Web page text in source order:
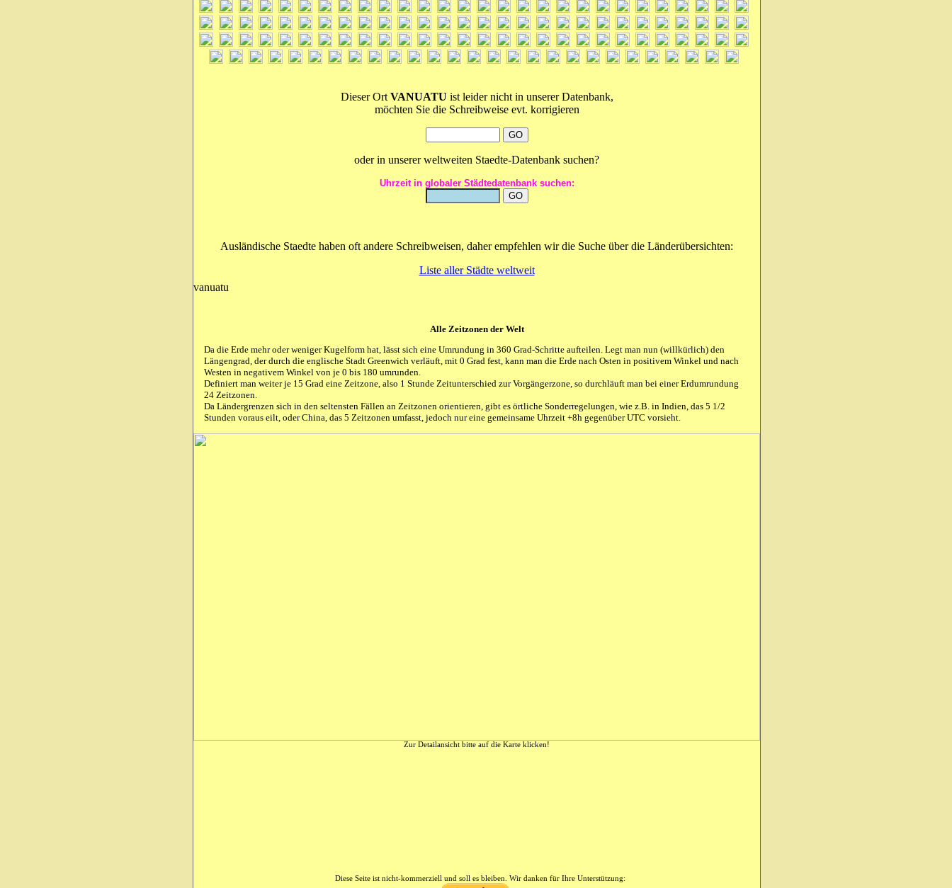
Dieser Ort VANUATU ist leider nicht in unserer Datenbank,
möchten Sie die Schreibweise evt. korrigieren
oder in unserer weltweiten Staedte-Datenbank suchen?
Uhrzeit in globaler Städtedatenbank suchen:
Ausländische Staedte haben oft andere Schreibweisen, daher empfehlen wir die Suche über die Länderübersichten:
Liste aller Städte weltweit
vanuatu
Alle Zeitzonen der Welt
Da die Erde mehr oder weniger Kugelform hat, lässt sich eine Umrundung in 360 Grad-Schritte aufteilen. Legt man nun (willkürlich) den
Längengrad, der durch die englische Stadt Greenwich verläuft, mit 0 Grad fest, kann man die Erde nach Osten in positivem Winkel und nach
Westen in negativem Winkel von je 0 bis 180 umrunden.
Definiert man weiter je 15 Grad eine Zeitzone, also 1 Stunde Zeitunterschied zur Vorgängerzone, so durchläuft man bei einer Erdumrundung
24 Zeitzonen.
Da Ländergrenzen sich in den seltensten Fällen an Zeitzonen orientieren, gibt es örtliche Sonderregelungen, wie z.B. in Indien, das 5 1/2
Stunden voraus eilt, oder China, das 5 Zeitzonen umfasst, jedoch nur eine gemeinsame Uhrzeit +8h gegenüber UTC vorsieht.
Zur Detailansicht bitte auf die Karte klicken!
Diese Seite ist nicht-kommerziell und soll es bleiben. Wir danken für Ihre Unterstützung: